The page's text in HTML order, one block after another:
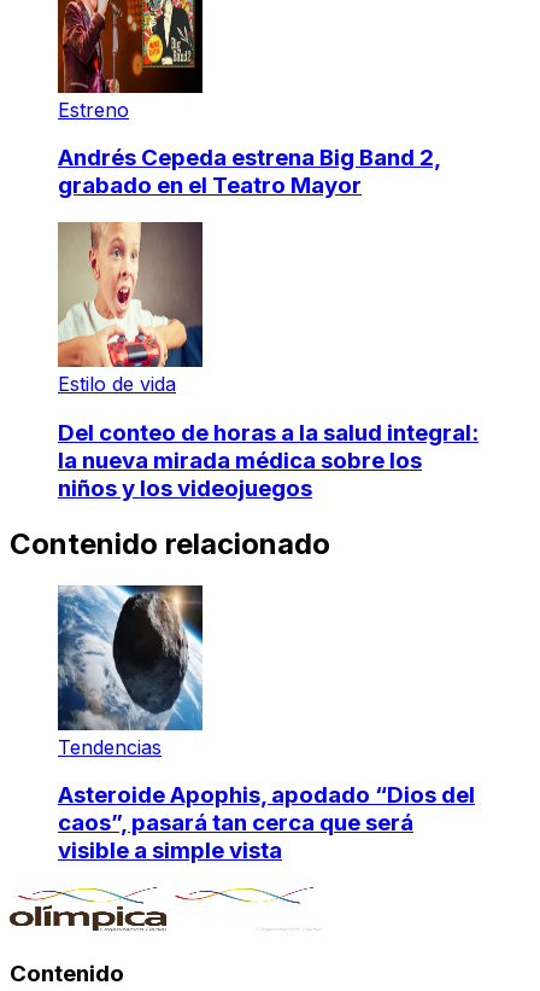
Estreno
Andrés Cepeda estrena Big Band 2,
grabado en el Teatro Mayor
Estilo de vida
Del conteo de horas a la salud integral:
la nueva mirada médica sobre los
niños y los videojuegos
Contenido relacionado
Tendencias
Asteroide Apophis, apodado “Dios del
caos”, pasará tan cerca que será
visible a simple vista
Contenido